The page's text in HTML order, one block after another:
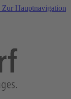
Zur Hauptnavigation